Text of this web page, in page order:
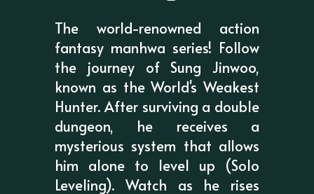
The world-renowned action
fantasy manhwa series! Follow
the journey of Sung Jinwoo,
known as the World's Weakest
Hunter. After surviving a double
dungeon, he receives a
mysterious system that allows
him alone to level up (Solo
Leveling). Watch as he rises